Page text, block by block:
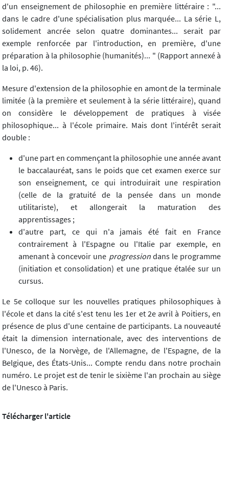
d'un enseignement de philosophie en première littéraire : "...
dans le cadre d'une spécialisation plus marquée... La série L,
solidement ancrée selon quatre dominantes... serait par
exemple renforcée par l'introduction, en première, d'une
préparation à la philosophie (humanités)... " (Rapport annexé à
la loi, p. 46).
Mesure d'extension de la philosophie en amont de la terminale
limitée (à la première et seulement à la série littéraire), quand
on considère le développement de pratiques à visée
philosophique... à l'école primaire. Mais dont l'intérêt serait
double :
d'une part en commençant la philosophie une année avant
le baccalauréat, sans le poids que cet examen exerce sur
son enseignement, ce qui introduirait une respiration
(celle de la gratuité de la pensée dans un monde
utilitariste), et allongerait la maturation des
apprentissages ;
d'autre part, ce qui n'a jamais été fait en France
contrairement à l'Espagne ou l'Italie par exemple, en
amenant à concevoir une progression dans le programme
(initiation et consolidation) et une pratique étalée sur un
cursus.
Le 5e colloque sur les nouvelles pratiques philosophiques à
l'école et dans la cité s'est tenu les 1er et 2e avril à Poitiers, en
présence de plus d'une centaine de participants. La nouveauté
était la dimension internationale, avec des interventions de
l'Unesco, de la Norvège, de l'Allemagne, de l'Espagne, de la
Belgique, des États-Unis... Compte rendu dans notre prochain
numéro. Le projet est de tenir le sixième l'an prochain au siège
de l'Unesco à Paris.
Télécharger l'article